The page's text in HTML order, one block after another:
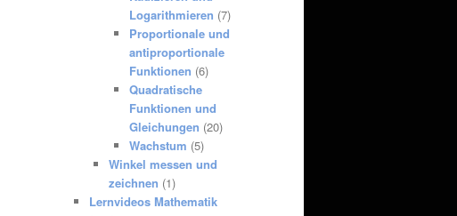
Logarithmieren (7)
Proportionale und
antiproportionale
Funktionen (6)
Quadratische
Funktionen und
Gleichungen (20)
Wachstum (5)
Winkel messen und
zeichnen (1)
Lernvideos Mathematik